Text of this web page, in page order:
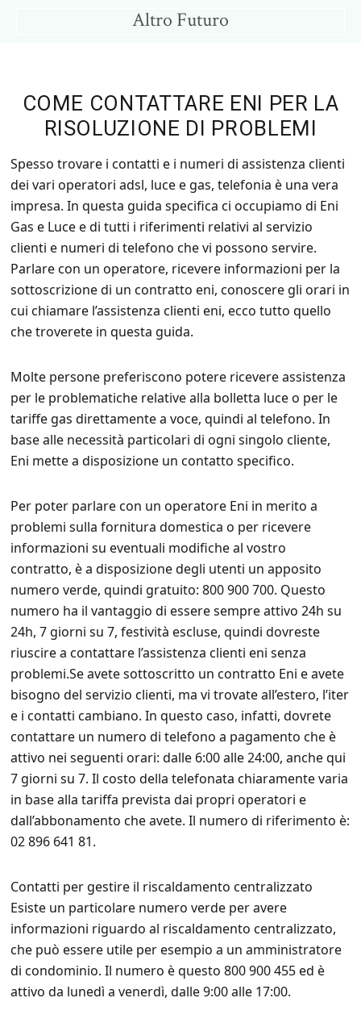
Altro Futuro
Altro
Futuro
COME CONTATTARE ENI PER LA
RISOLUZIONE DI PROBLEMI
Spesso trovare i contatti e i numeri di assistenza clienti
dei vari operatori adsl, luce e gas, telefonia è una vera
impresa. In questa guida specifica ci occupiamo di Eni
Gas e Luce e di tutti i riferimenti relativi al servizio
clienti e numeri di telefono che vi possono servire.
Parlare con un operatore, ricevere informazioni per la
sottoscrizione di un contratto eni, conoscere gli orari in
cui chiamare l’assistenza clienti eni, ecco tutto quello
che troverete in questa guida.
Molte persone preferiscono potere ricevere assistenza
per le problematiche relative alla bolletta luce o per le
tariffe gas direttamente a voce, quindi al telefono. In
base alle necessità particolari di ogni singolo cliente,
Eni mette a disposizione un contatto specifico.
Per poter parlare con un operatore Eni in merito a
problemi sulla fornitura domestica o per ricevere
informazioni su eventuali modifiche al vostro
contratto, è a disposizione degli utenti un apposito
numero verde, quindi gratuito: 800 900 700. Questo
numero ha il vantaggio di essere sempre attivo 24h su
24h, 7 giorni su 7, festività escluse, quindi dovreste
riuscire a contattare l’assistenza clienti eni senza
problemi.Se avete sottoscritto un contratto Eni e avete
bisogno del servizio clienti, ma vi trovate all’estero, l’iter
e i contatti cambiano. In questo caso, infatti, dovrete
contattare un numero di telefono a pagamento che è
attivo nei seguenti orari: dalle 6:00 alle 24:00, anche qui
7 giorni su 7. Il costo della telefonata chiaramente varia
in base alla tariffa prevista dai propri operatori e
dall’abbonamento che avete. Il numero di riferimento è:
02 896 641 81.
Contatti per gestire il riscaldamento centralizzato
Esiste un particolare numero verde per avere
informazioni riguardo al riscaldamento centralizzato,
che può essere utile per esempio a un amministratore
di condominio. Il numero è questo 800 900 455 ed è
attivo da lunedì a venerdì, dalle 9:00 alle 17:00.